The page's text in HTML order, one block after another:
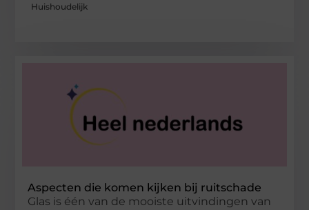
Huishoudelijk
Aspecten die komen kijken bij ruitschade
Glas is één van de mooiste uitvindingen van